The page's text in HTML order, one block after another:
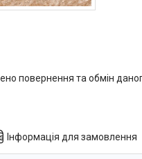
повернення та обмін
Інформація для замовлення